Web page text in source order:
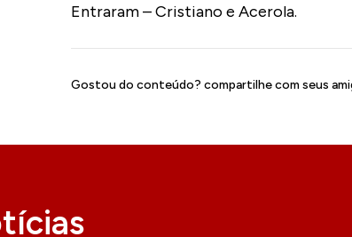
Entraram – Cristiano e Acerola.
Gostou do conteúdo? compartilhe com seus